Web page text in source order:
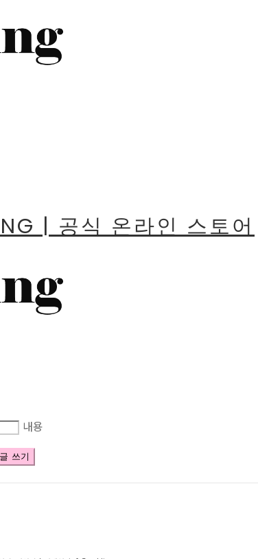
| 공식 온라인 스토어
내용
쓰기